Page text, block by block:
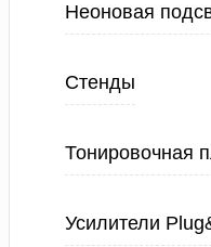
Неоновая
Стенды
Тонировочная
Усилители